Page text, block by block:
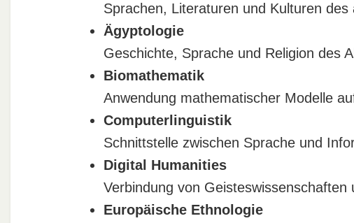
Sprachen, Literaturen und Kulturen des
Ägyptologie
Geschichte, Sprache und Religion des
Biomathematik
Anwendung mathematischer Modelle
Computerlinguistik
Schnittstelle zwischen Sprache und
Digital Humanities
Verbindung von Geisteswissenschaften
Europäische Ethnologie